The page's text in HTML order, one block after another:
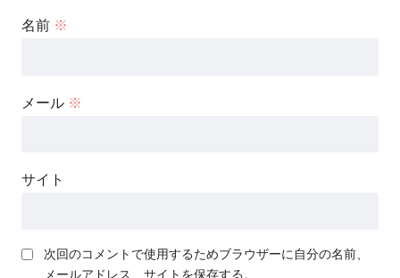
名前 ※
メール ※
サイト
次回のコメントで使用するためブラウザーに自分の名前、
メールアドレス、サイトを保存する。